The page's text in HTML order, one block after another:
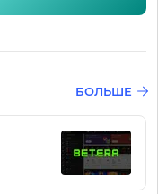
БОЛЬШЕ